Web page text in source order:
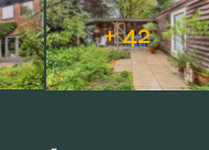
+ 42